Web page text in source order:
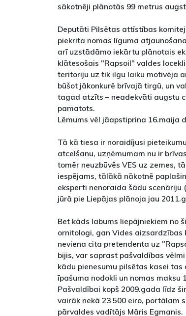
sākotnēji plānotās 99 metrus
Deputāti Pilsētas attīstības
piekrita nomas līguma
arī uzstādāmo iekārtu plānotais
klātesošais "Rapsoil" valdes
teritoriju uz tik ilgu laiku motivēja
būšot jākonkurē brīvajā tirgū, un
tagad atzīts – neadekvāti augstu
pamatots.
Lēmums vēl jāapstiprina 16.maija
Tā kā tiesa ir noraidījusi
atcelšanu, uzņēmumam nu ir
tomēr neuzbūvēs VES uz zemes,
iespējams, tālākā nākotnē
eksperti nenoraida šādu scenāriju
jūrā pie Liepājas plānoja jau
Bet kāds labums liepājniekiem no
ornitologi, gan Vides aizsardzības
neviena cita pretendenta uz
bijis, var saprast pašvaldības
kādu pienesumu pilsētas kasei
īpašuma nodokli un nomas maksu
Pašvaldībai kopš 2009.gada līdz
vairāk nekā 23 500 eiro, portālam
pārvaldes vadītājs Māris Egmanis.